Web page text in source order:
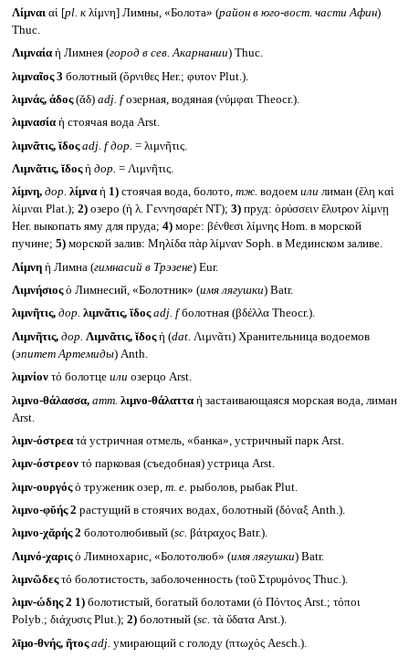
Λίμναι αἱ [pl. кλίμνη] Лимны, «Болота» (район в юго-вост. части Афин)
Thuc.
Λιμναία ἡ Лимнея (город в сев. Акарнании) Thuc.
λιμναῖος 3 болотный (ὄρνιθες Her.; φυτον Plut.).
λιμνάς, άδος(ᾰδ) adj. fозерная, водяная (νύμφαι Theocr.).
λιμνασία ἡ стоячая вода Arst.
λιμνᾶτις, ῐδοςadj. f дор. = λιμνῆτις.
Λιμνᾶτις, ῐδοςἡ дор. = Λιμνῆτις.
λίμνη, дор. λίμναἡ 1)стоячая вода, болото, тж. водоем или лиман (ἕλη καὶ
λίμναι Plat.); 2)озеро (ἡ λ. Γεννησαρέτ NT); 3)пруд: ὀρύσσειν ἔλυτρον λίμνῃ
Her. выкопать яму для пруда; 4)море: βένθεσι λίμνης Hom. в морской
пучине; 5)морской залив: Μηλίδα πὰρ λίμναν Soph. в Мединском заливе.
Λίμνη ἡ Лимна (гимнасий в Трэзене) Eur.
Λιμνήσιοςὁ Лимнесий, «Болотник» (имя лягушки) Batr.
λιμνῆτις, дор. λιμνᾶτις, ῐδοςadj. fболотная (βδέλλα Theocr.).
Λιμνῆτις, дор. Λιμνᾶτις, ῐδοςἡ (dat. Λιμνᾶτι) Хранительница водоемов
(эпитет Артемиды) Anth.
λιμνίον τό болотце или озерцо Arst.
λιμνο-θάλασσα, атт. λιμνο-θάλαττα ἡ застаивающаяся морская вода, лиман
Arst.
λιμν-όστρεα τά устричная отмель, «банка», устричный парк Arst.
λιμν-όστρεον τό парковая (съедобная) устрица Arst.
λιμν-ουργόςὁ труженик озер, т. е. рыболов, рыбак Plut.
λιμνο-φῠής 2 растущий в стоячих водах, болотный (δόναξ Anth.).
λιμνο-χᾰρής 2 болотолюбивый (sc. βάτραχος Batr.).
Λιμνό-χαριςὁ Лимнохарис, «Болотолюб» (имя лягушки) Batr.
λιμνῶδεςτό болотистость, заболоченность (τοῦ Στρυμόνος Thuc.).
λιμν-ώδης 2 1)болотистый, богатый болотами (ὁ Πόντος Arst.; τόποι
Polyb.; διάχυσις Plut.); 2)болотный (sc. τὰ ὕδατα Arst.).
λῑμο-θνής, ῆτοςadj. умирающий с голоду (πτωχός Aesch.).